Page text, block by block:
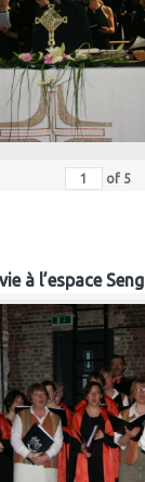
of 5
à l’espace